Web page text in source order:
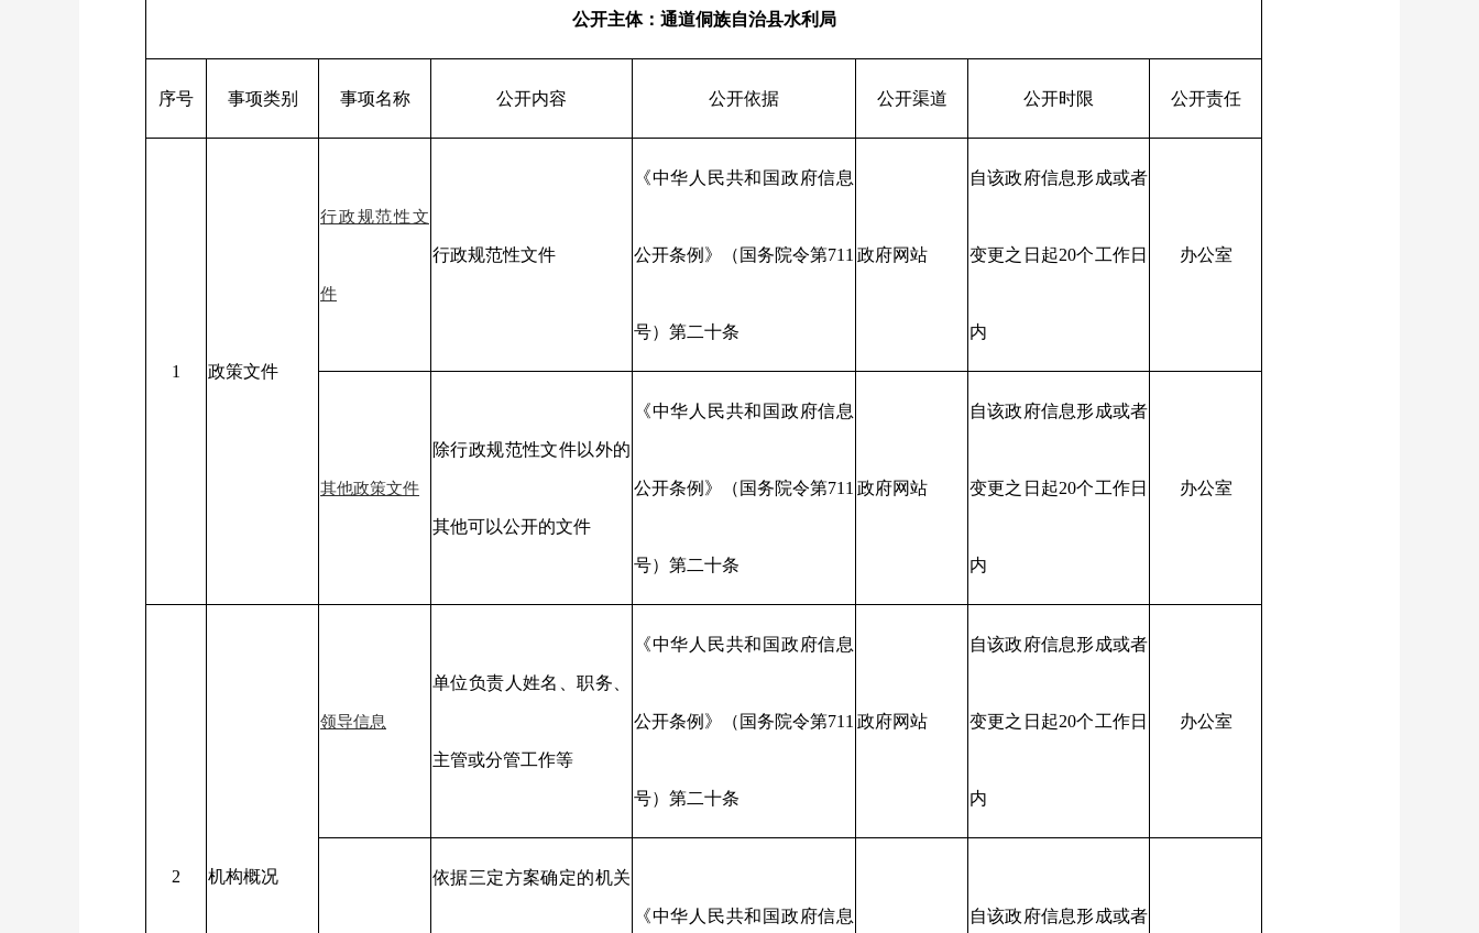
公开主体：通道侗族自治县水利局
序号 事项类别 事项名称 公开内容 公开依据 公开渠道 公开时限 公开责任
1 政策文件
行政规范性文
件
行政规范性文件
《中华人民共和国政府信息
公开条例》（国务院令第711
号）第二十条
政府网站
自该政府信息形成或者
变更之日起20个工作日
内
办公室
其他政策文件
除行政规范性文件以外的
其他可以公开的文件
《中华人民共和国政府信息
公开条例》（国务院令第711
号）第二十条
政府网站
自该政府信息形成或者
变更之日起20个工作日
内
办公室
2 机构概况
领导信息
单位负责人姓名、职务、
主管或分管工作等
《中华人民共和国政府信息
公开条例》（国务院令第711
号）第二十条
政府网站
自该政府信息形成或者
变更之日起20个工作日
内
办公室
依据三定方案确定的机关
《中华人民共和国政府信息 自该政府信息形成或者